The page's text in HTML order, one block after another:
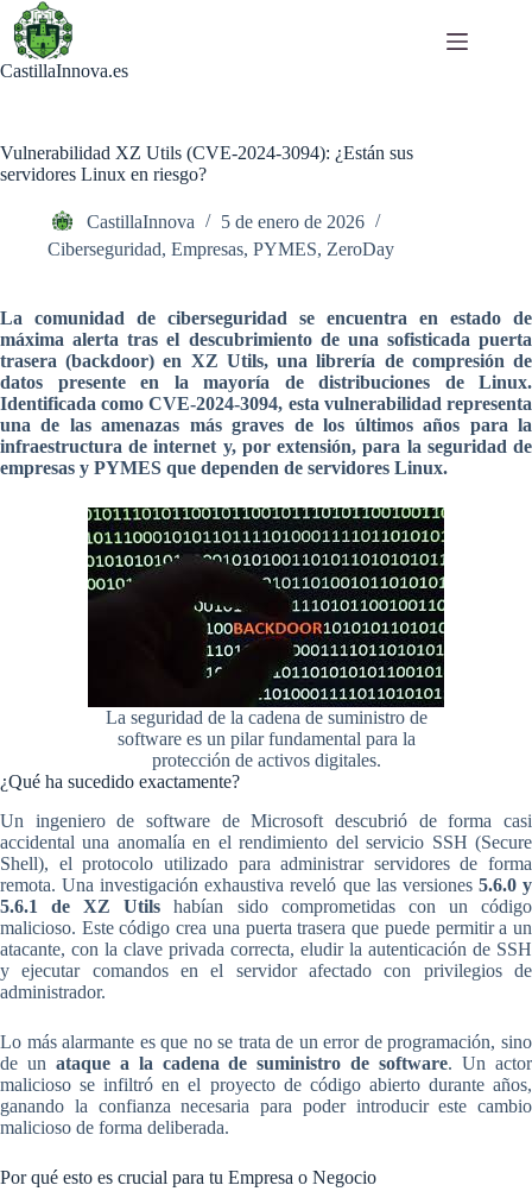
Saltar
contenido
CastillaInnova.es
Vulnerabilidad XZ Utils (CVE-2024-3094): ¿Están sus
servidores Linux en riesgo?
CastillaInnova
5 de enero de 2026
Ciberseguridad, Empresas, PYMES, ZeroDay
La comunidad de ciberseguridad se encuentra en estado de
máxima alerta tras el descubrimiento de una sofisticada puerta
trasera (backdoor) en XZ Utils, una librería de compresión de
datos presente en la mayoría de distribuciones de Linux.
Identificada como CVE-2024-3094, esta vulnerabilidad representa
una de las amenazas más graves de los últimos años para la
infraestructura de internet y, por extensión, para la seguridad de
empresas y PYMES que dependen de servidores Linux.
La seguridad de la cadena de suministro de
software es un pilar fundamental para la
protección de activos digitales.
¿Qué ha sucedido exactamente?
Un ingeniero de software de Microsoft descubrió de forma casi
accidental una anomalía en el rendimiento del servicio SSH (Secure
Shell), el protocolo utilizado para administrar servidores de forma
remota. Una investigación exhaustiva reveló que las versiones 5.6.0 y
5.6.1 de XZ Utils habían sido comprometidas con un código
malicioso. Este código crea una puerta trasera que puede permitir a un
atacante, con la clave privada correcta, eludir la autenticación de SSH
y ejecutar comandos en el servidor afectado con privilegios de
administrador.
Lo más alarmante es que no se trata de un error de programación, sino
de un ataque a la cadena de suministro de software. Un actor
malicioso se infiltró en el proyecto de código abierto durante años,
ganando la confianza necesaria para poder introducir este cambio
malicioso de forma deliberada.
Por qué esto es crucial para tu Empresa o Negocio